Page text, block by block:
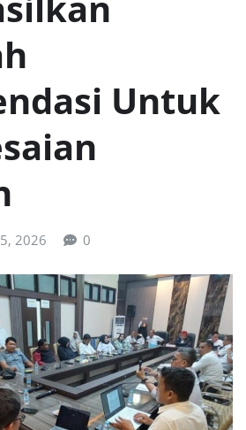
Untuk
2026 0